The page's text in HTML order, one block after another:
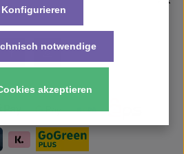
notwendige
Konfigurieren
akzeptieren